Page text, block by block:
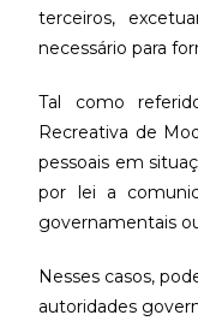
terceiros,
necessário para
Tal como
Recreativa de
pessoais em
por lei a
governamentais
Nesses casos,
autoridades